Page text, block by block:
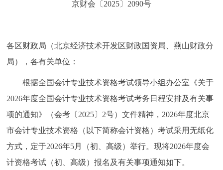
京财会〔2025〕2090号
各区财政局（北京经济技术开发区财政国资局、燕山财政分
局），各有关单位：
根据全国会计专业技术资格考试领导小组办公室《关于
2026年度全国会计专业技术资格考试考务日程安排及有关事
项的通知》（会考〔2025〕2号）文件精神，2026年度北京
市会计专业技术资格（以下简称会计资格）考试采用无纸化
方式，定于2026年5月（初、高级）举行。现将2026年度会
计资格考试（初、高级）报名及有关事项通知如下。